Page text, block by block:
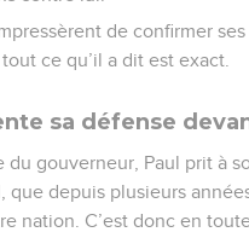
de confirmer
ce qu’il a dit est exact.
sa défense
du gouverneur, Paul prit à
que depuis plusieurs
nation. C’est donc en